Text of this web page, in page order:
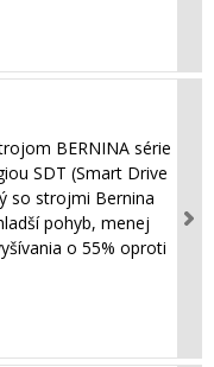
BERNINA série
SDT (Smart Drive
so strojmi Bernina
pohyb, menej
o 55% oproti